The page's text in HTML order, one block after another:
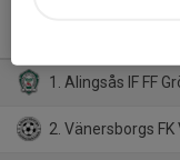
1. Alingsås IF FF
2. Vänersborgs FK